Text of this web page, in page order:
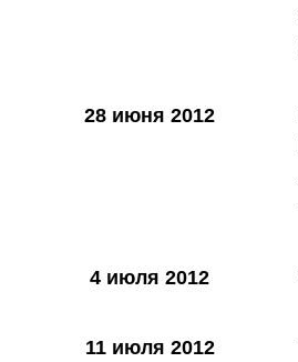
28 июня 2012
4 июля 2012
11 июля 2012